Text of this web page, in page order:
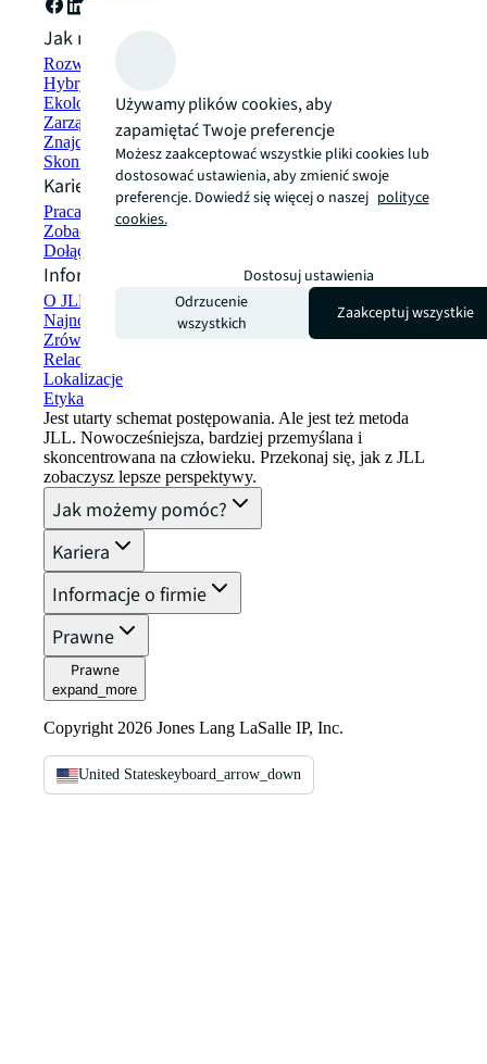
Jak możemy pomóc?
Rozwiązania w zakresie zrównoważonego rozwoju
Hybrydowe rozwiązania w zakresie przestrzeni roboczej
Ekologiczne budownictwo i wynajem
Zarządzanie portfelem
Znajdź i wynajmij przestrzeń
Skontaktuj się z nami
Kariera
Praca w JLL
Zobacz oferty pracy
Dołącz do sieci talentów
Informacje o firmie
O JLL
Najnowsze informacje
Zrównoważony rozwój w JLL
Relacje z inwestorami
Lokalizacje
Etyka
Jest utarty schemat postępowania. Ale jest też metoda
JLL. Nowocześniejsza, bardziej przemyślana i
skoncentrowana na człowieku. Przekonaj się, jak z JLL
zobaczysz lepsze perspektywy.
Jak możemy pomóc?
Kariera
Informacje o firmie
Prawne
Prawne
expand_more
Copyright 2026 Jones Lang LaSalle IP, Inc.
United Stateskeyboard_arrow_down
Używamy plików cookies, aby
zapamiętać Twoje preferencje
Możesz zaakceptować wszystkie pliki cookies lub
dostosować ustawienia, aby zmienić swoje
preferencje. Dowiedź się więcej o naszej polityce
cookies.
Dostosuj ustawienia
Odrzucenie
wszystkich
Zaakceptuj wszystkie